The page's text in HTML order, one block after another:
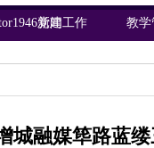
新闻
党建工作 教学
城融媒筚路蓝